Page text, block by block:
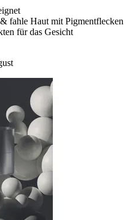
fahle Haut mit Pigmentflecken
für das Gesicht